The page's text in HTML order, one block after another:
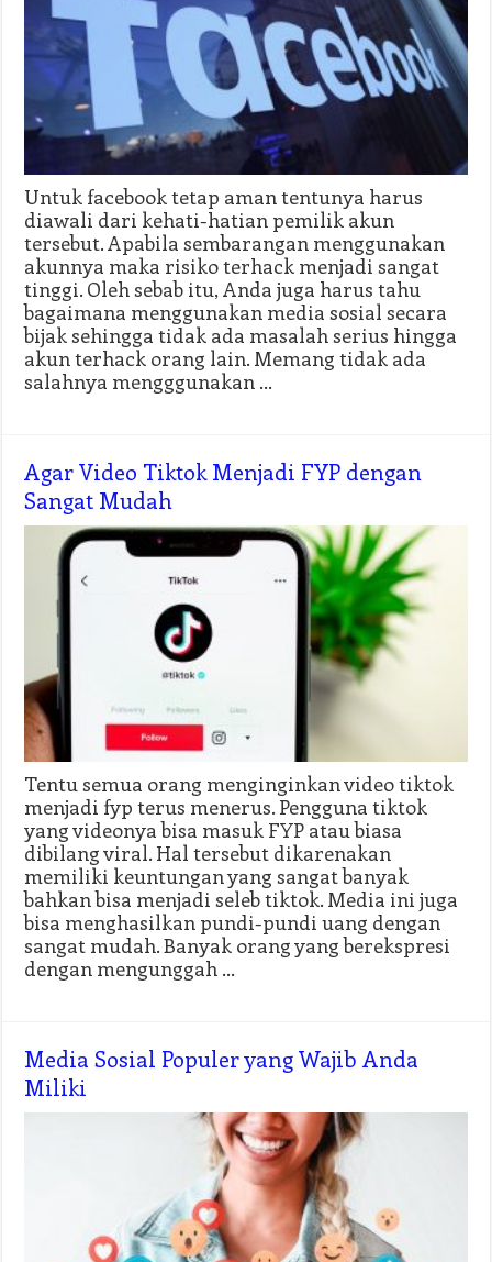
Untuk facebook tetap aman tentunya harus
diawali dari kehati-hatian pemilik akun
tersebut. Apabila sembarangan menggunakan
akunnya maka risiko terhack menjadi sangat
tinggi. Oleh sebab itu, Anda juga harus tahu
bagaimana menggunakan media sosial secara
bijak sehingga tidak ada masalah serius hingga
akun terhack orang lain. Memang tidak ada
salahnya mengggunakan …
Agar Video Tiktok Menjadi FYP dengan
Sangat Mudah
Tentu semua orang menginginkan video tiktok
menjadi fyp terus menerus. Pengguna tiktok
yang videonya bisa masuk FYP atau biasa
dibilang viral. Hal tersebut dikarenakan
memiliki keuntungan yang sangat banyak
bahkan bisa menjadi seleb tiktok. Media ini juga
bisa menghasilkan pundi-pundi uang dengan
sangat mudah. Banyak orang yang berekspresi
dengan mengunggah …
Media Sosial Populer yang Wajib Anda
Miliki